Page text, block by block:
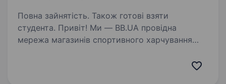
Повна зайнятість. Також готові взяти
студента. Привіт! Ми — BB.UA провідна
мережа магазинів спортивного харчування
способом життя, спортом, вітамінами і хочеш